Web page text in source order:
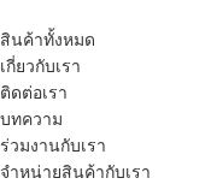
สินค้าทั้งหมด
เกี่ยวกับเรา
ติดต่อเรา
บทความ
ร่วมงานกับเรา
จำหน่ายสินค้ากับเรา